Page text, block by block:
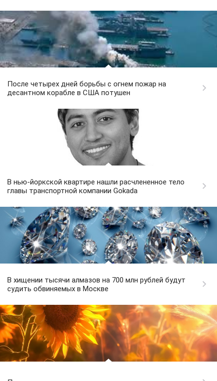
После четырех дней борьбы с огнем пожар на
десантном корабле в США потушен
В нью-йоркской квартире нашли расчлененное тело
главы транспортной компании Gokada
В хищении тысячи алмазов на 700 млн рублей будут
судить обвиняемых в Москве